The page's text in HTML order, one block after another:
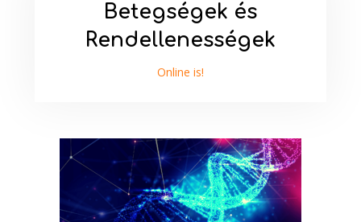
Betegségek és
Rendellenességek
Online is!